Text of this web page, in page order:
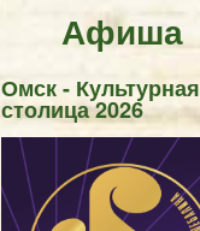
Афиша
Омск - Культурная
столица 2026